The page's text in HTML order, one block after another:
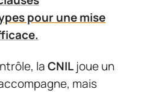
pour une mise
laCNIL joue un
mais